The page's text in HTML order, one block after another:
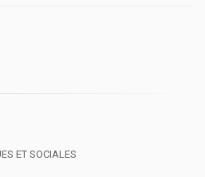
ET SOCIALES